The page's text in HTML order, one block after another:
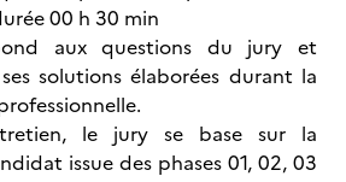
00 h 30 min
aux questions du jury et
solutions élaborées durant la
le jury se base sur la
issue des phases 01, 02, 03